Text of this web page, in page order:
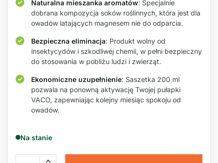
Naturalna mieszanka aromatów: Specjalnie
dobrana kompozycja soków roślinnych, która jest dla
owadów latających magnesem nie do odparcia.
Bezpieczna eliminacja: Produkt wolny od
insektycydów i szkodliwej chemii, w pełni bezpieczny
do stosowania w pobliżu ludzi i zwierząt.
Ekonomiczne uzupełnienie: Saszetka 200 ml
pozwala na ponowną aktywację Twojej pułapki
VACO, zapewniając kolejny miesiąc spokoju od
owadów.
Na stanie